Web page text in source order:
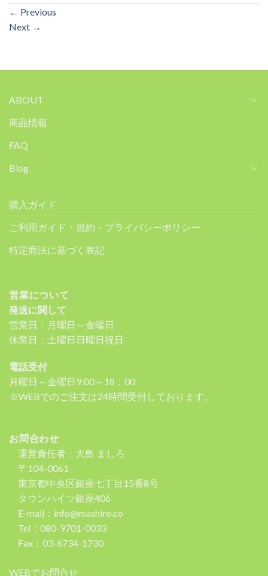
← Previous
Next →
ABOUT
商品情報
FAQ
Blog
購入ガイド
ご利用ガイド・規約・プライバシーポリシー
特定商法に基づく表記
営業について
発送に関して
営業日：月曜日～金曜日
休業日：土曜日日曜日祝日
電話受付
月曜日～金曜日9:00～18：00
※WEBでのご注文は24時間受付しております。
お問合わせ
運営責任者：大島 ましろ
〒104-0061
東京都中央区銀座七丁目15番8号
タウンハイツ銀座406
E-mail：info@mashiro.co
Tel：080-9701-0033
Fax：03-6734-1730
WEBでお問合せ